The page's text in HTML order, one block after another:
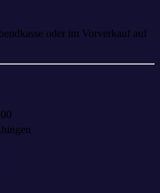
oder im Vorverkauf auf